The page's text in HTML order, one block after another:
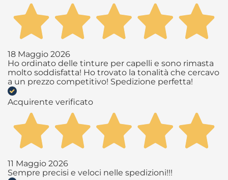
18 Maggio 2026
Ho ordinato delle tinture per capelli e sono rimasta
molto soddisfatta! Ho trovato la tonalità che cercavo
a un prezzo competitivo! Spedizione perfetta!
Acquirente verificato
11 Maggio 2026
Sempre precisi e veloci nelle spedizioni!!!